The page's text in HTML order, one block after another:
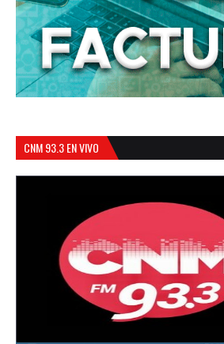
CNM 93.3 EN VIVO